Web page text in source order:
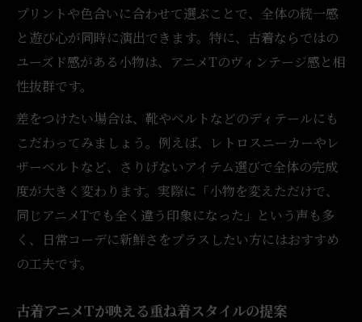
プリントや色合いに合わせて選ぶことで、全体の統一感
と遊び心が同時に演出できます。特に、古着ならではの
ユーズド感がある小物は、アニメTのヴィンテージ感と相
性抜群です。
差をつけたい場合は、靴やベルトなどのディテールにも
こだわってみましょう。例えば、レトロスニーカーやレ
ザーベルトなど、さりげないアイテム選びで全体の完成
度が大きく変わります。実際に「小物を変えただけで、
同じアニメTでも全く違う印象になった」という声も多
く、日常コーデに新鮮さをプラスしたい方にはおすすめ
の工夫です。
古着アニメTが映える重ね着スタイルの提案